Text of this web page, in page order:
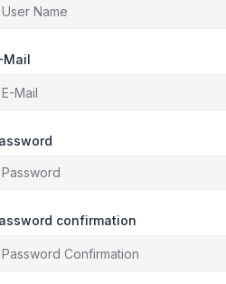
Mail
confirmation